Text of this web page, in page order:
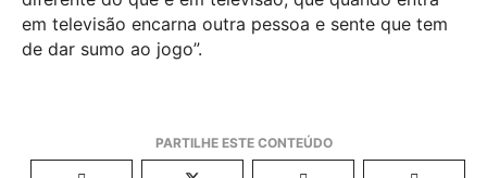
em televisão encarna outra pessoa e sente que tem
de dar sumo ao jogo”.